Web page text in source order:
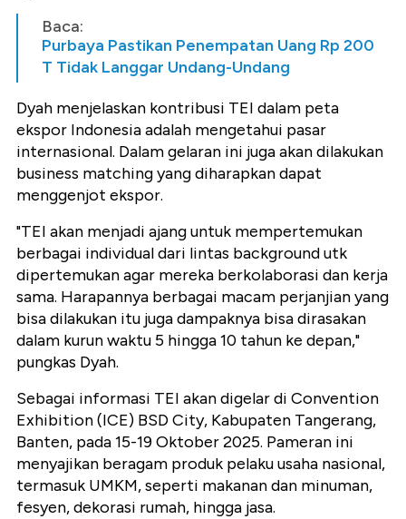
Baca:
Purbaya Pastikan Penempatan Uang Rp 200
T Tidak Langgar Undang-Undang
Dyah menjelaskan kontribusi TEI dalam peta
ekspor Indonesia adalah mengetahui pasar
internasional. Dalam gelaran ini juga akan dilakukan
business matching yang diharapkan dapat
menggenjot ekspor.
"TEI akan menjadi ajang untuk mempertemukan
berbagai individual dari lintas background utk
dipertemukan agar mereka berkolaborasi dan kerja
sama. Harapannya berbagai macam perjanjian yang
bisa dilakukan itu juga dampaknya bisa dirasakan
dalam kurun waktu 5 hingga 10 tahun ke depan,"
pungkas Dyah.
Sebagai informasi TEI akan digelar di Convention
Exhibition (ICE) BSD City, Kabupaten Tangerang,
Banten, pada 15-19 Oktober 2025. Pameran ini
menyajikan beragam produk pelaku usaha nasional,
termasuk UMKM, seperti makanan dan minuman,
fesyen, dekorasi rumah, hingga jasa.